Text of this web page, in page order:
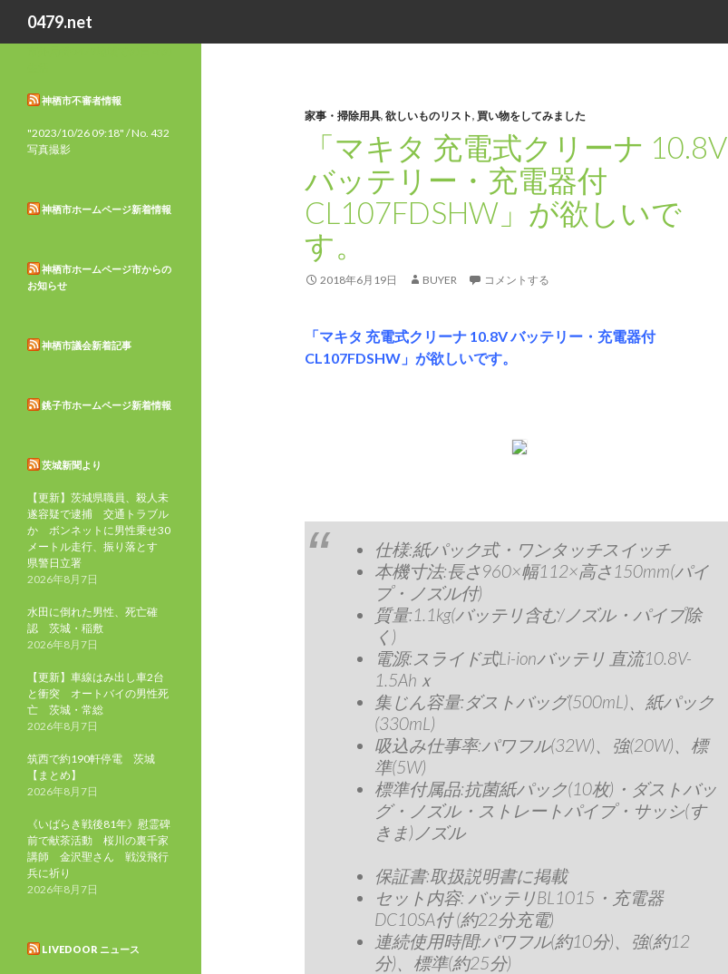
0479.net
家事・掃除用具, 欲しいものリスト, 買い物をしてみました
「マキタ 充電式クリーナ 10.8V
バッテリー・充電器付
CL107FDSHW」が欲しいで
す。
2018年6月19日 BUYER コメントする
「マキタ 充電式クリーナ 10.8V バッテリー・充電器付
CL107FDSHW」が欲しいです。
仕様:紙パック式・ワンタッチスイッチ
本機寸法:長さ960×幅112×高さ150mm(パイ
プ・ノズル付)
質量:1.1kg(バッテリ含む/ノズル・パイプ除
く)
電源:スライド式Li-ionバッテリ 直流10.8V-
1.5Ahｘ
集じん容量:ダストバッグ(500mL)、紙パック
(330mL)
吸込み仕事率:パワフル(32W)、強(20W)、標
準(5W)
標準付属品:抗菌紙パック(10枚)・ダストバッ
グ・ノズル・ストレートパイプ・サッシ(す
きま)ノズル
保証書:取扱説明書に掲載
セット内容: バッテリBL1015・充電器
DC10SA付 (約22分充電)
連続使用時間:パワフル(約10分)、強(約12
分)、標準(約25分)
神栖市不審者情報
"2023/10/26 09:18" / No. 432
写真撮影
神栖市ホームページ新着情報
神栖市ホームページ市からの
お知らせ
神栖市議会新着記事
銚子市ホームページ新着情報
茨城新聞より
【更新】茨城県職員、殺人未
遂容疑で逮捕 交通トラブル
か ボンネットに男性乗せ30
メートル走行、振り落とす
県警日立署
2026年8月7日
水田に倒れた男性、死亡確
認 茨城・稲敷
2026年8月7日
【更新】車線はみ出し車2台
と衝突 オートバイの男性死
亡 茨城・常総
2026年8月7日
筑西で約190軒停電 茨城
【まとめ】
2026年8月7日
《いばらき戦後81年》慰霊碑
前で献茶活動 桜川の裏千家
講師 金沢聖さん 戦没飛行
兵に祈り
2026年8月7日
LIVEDOOR ニュース